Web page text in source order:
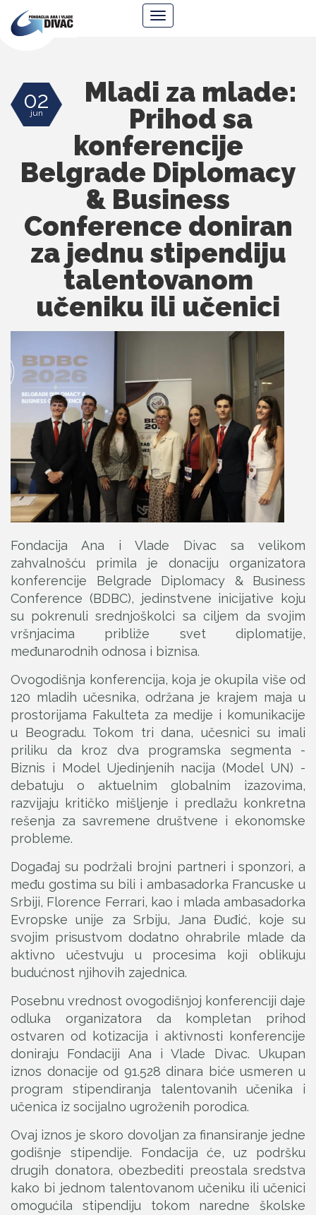
Ana
Navigacija
02
jun
Mladi za mlade:
Prihod sa
konferencije
Belgrade Diplomacy
& Business
Conference doniran
za jednu stipendiju
talentovanom
učeniku ili učenici
Fondacija Ana i Vlade Divac sa velikom
zahvalnošću primila je donaciju organizatora
konferencije Belgrade Diplomacy & Business
Conference (BDBC), jedinstvene inicijative koju
su pokrenuli srednjoškolci sa ciljem da svojim
vršnjacima približe svet diplomatije,
međunarodnih odnosa i biznisa.
Ovogodišnja konferencija, koja je okupila više od
120 mladih učesnika, održana je krajem maja u
prostorijama Fakulteta za medije i komunikacije
u Beogradu. Tokom tri dana, učesnici su imali
priliku da kroz dva programska segmenta -
Biznis i Model Ujedinjenih nacija (Model UN) -
debatuju o aktuelnim globalnim izazovima,
razvijaju kritičko mišljenje i predlažu konkretna
rešenja za savremene društvene i ekonomske
probleme.
Događaj su podržali brojni partneri i sponzori, a
među gostima su bili i ambasadorka Francuske u
Srbiji, Florence Ferrari, kao i mlada ambasadorka
Evropske unije za Srbiju, Jana Đuđić, koje su
svojim prisustvom dodatno ohrabrile mlade da
aktivno učestvuju u procesima koji oblikuju
budućnost njihovih zajednica.
Posebnu vrednost ovogodišnjoj konferenciji daje
odluka organizatora da kompletan prihod
ostvaren od kotizacija i aktivnosti konferencije
doniraju Fondaciji Ana i Vlade Divac. Ukupan
iznos donacije od 91.528 dinara biće usmeren u
program stipendiranja talentovanih učenika i
učenica iz socijalno ugroženih porodica.
Ovaj iznos je skoro dovoljan za finansiranje jedne
godišnje stipendije. Fondacija će, uz podršku
drugih donatora, obezbediti preostala sredstva
kako bi jednom talentovanom učeniku ili učenici
omogućila stipendiju tokom naredne školske